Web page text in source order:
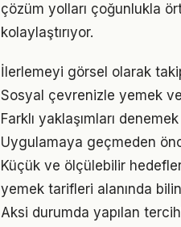
çözüm yolları çoğunlukla
kolaylaştırıyor.
İlerlemeyi görsel olarak
Sosyal çevrenizle yemek
Farklı yaklaşımları
Uygulamaya geçmeden
Küçük ve ölçülebilir hedefler
yemek tarifleri alanında
Aksi durumda yapılan